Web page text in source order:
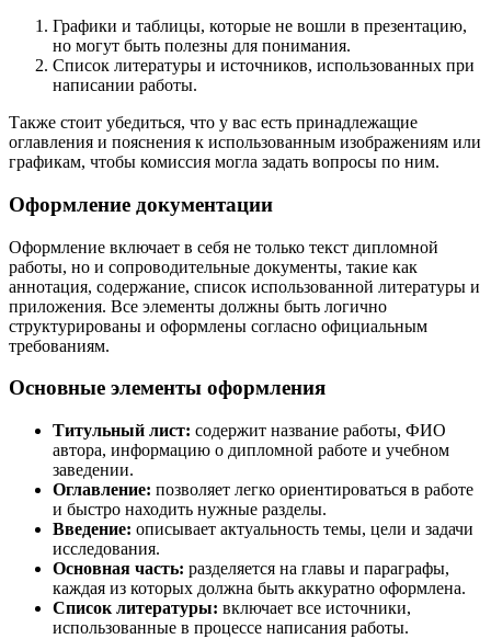
Графики и таблицы, которые не вошли в презентацию,
но могут быть полезны для понимания.
Список литературы и источников, использованных при
написании работы.
Также стоит убедиться, что у вас есть принадлежащие
оглавления и пояснения к использованным изображениям или
графикам, чтобы комиссия могла задать вопросы по ним.
Оформление документации
Оформление включает в себя не только текст дипломной
работы, но и сопроводительные документы, такие как
аннотация, содержание, список использованной литературы и
приложения. Все элементы должны быть логично
структурированы и оформлены согласно официальным
требованиям.
Основные элементы оформления
Титульный лист: содержит название работы, ФИО
автора, информацию о дипломной работе и учебном
заведении.
Оглавление: позволяет легко ориентироваться в работе
и быстро находить нужные разделы.
Введение: описывает актуальность темы, цели и задачи
исследования.
Основная часть: разделяется на главы и параграфы,
каждая из которых должна быть аккуратно оформлена.
Список литературы: включает все источники,
использованные в процессе написания работы.